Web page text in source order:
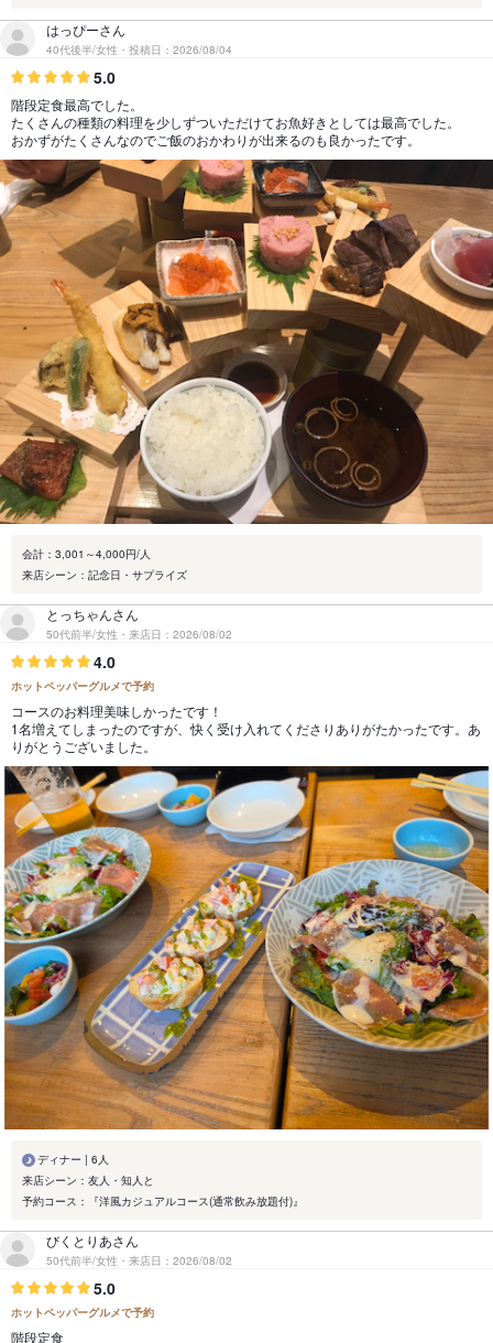
はっぴーさん
40代後半/女性・投稿日：2026/08/04
5.0
階段定食最高でした。
たくさんの種類の料理を少しずついただけてお魚好きとしては最高でした。
おかずがたくさんなのでご飯のおかわりが出来るのも良かったです。
会計：3,001～4,000円/人
来店シーン：記念日・サプライズ
とっちゃんさん
50代前半/女性・来店日：2026/08/02
4.0
ホットペッパーグルメで予約
コースのお料理美味しかったです！
1名増えてしまったのですが、快く受け入れてくださりありがたかったです。あ
りがとうございました。
ディナー | 6人
来店シーン：友人・知人と
予約コース：『洋風カジュアルコース(通常飲み放題付)』
びくとりあさん
50代前半/女性・来店日：2026/08/02
5.0
ホットペッパーグルメで予約
階段定食